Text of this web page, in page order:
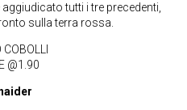
tutti i tre precedenti,
sulla terra rossa.
COBOLLI
@1.90